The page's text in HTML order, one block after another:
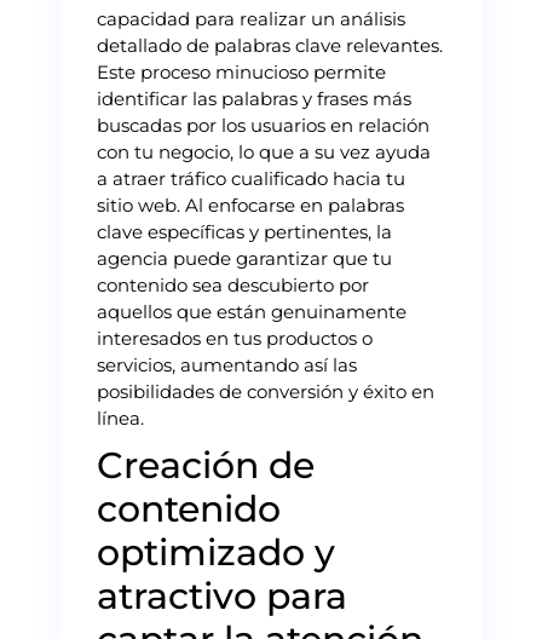
capacidad para realizar un análisis
detallado de palabras clave relevantes.
Este proceso minucioso permite
identificar las palabras y frases más
buscadas por los usuarios en relación
con tu negocio, lo que a su vez ayuda
a atraer tráfico cualificado hacia tu
sitio web. Al enfocarse en palabras
clave específicas y pertinentes, la
agencia puede garantizar que tu
contenido sea descubierto por
aquellos que están genuinamente
interesados en tus productos o
servicios, aumentando así las
posibilidades de conversión y éxito en
línea.
Creación de
contenido
optimizado y
atractivo para